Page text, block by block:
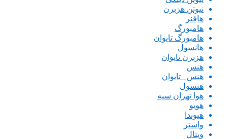
نیوتن هزبرن
هافنر
هامبورگ
هامبورگ تایوان
هانسول
هزبرن تایوان
هنس
هنس _تایوان
هنسول
هوا تهران سپه
هویو
هیوندا
واستر
ویتال